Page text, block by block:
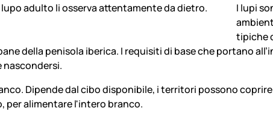
I lupi
tipiche
della penisola iberica. I requisiti di base che portano
nascondersi.
Dipende dal cibo disponibile, i territori possono coprire
per alimentare l'intero branco.